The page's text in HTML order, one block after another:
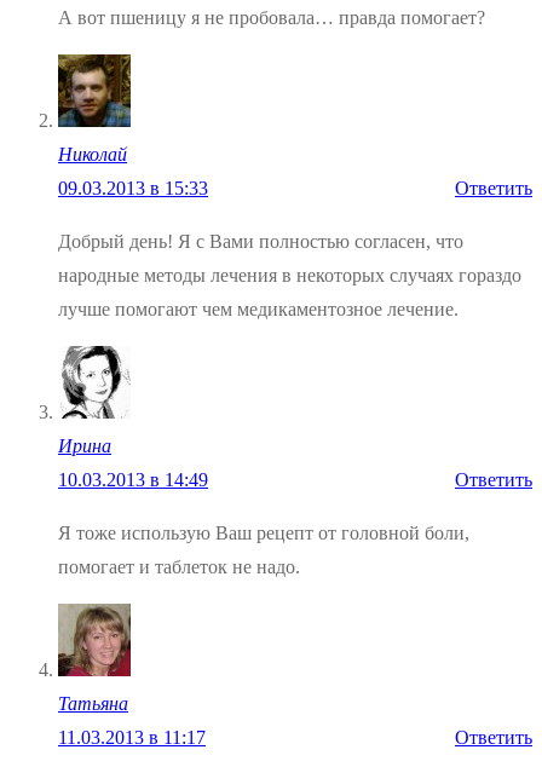
А вот пшеницу я не пробовала… правда помогает?
Николай
09.03.2013 в 15:33
Ответить
Добрый день! Я с Вами полностью согласен, что
народные методы лечения в некоторых случаях гораздо
лучше помогают чем медикаментозное лечение.
Ирина
10.03.2013 в 14:49
Ответить
Я тоже использую Ваш рецепт от головной боли,
помогает и таблеток не надо.
Татьяна
11.03.2013 в 11:17
Ответить